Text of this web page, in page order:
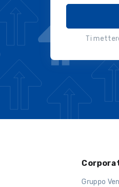
Ti
Gruppo